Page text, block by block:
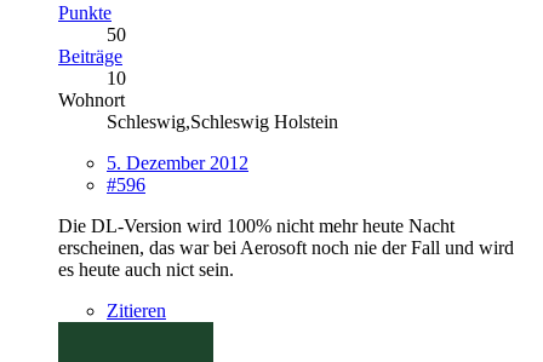
Punkte
50
Beiträge
10
Wohnort
Schleswig,Schleswig Holstein
5. Dezember 2012
#596
Die DL-Version wird 100% nicht mehr heute Nacht
erscheinen, das war bei Aerosoft noch nie der Fall und wird
es heute auch nict sein.
Zitieren